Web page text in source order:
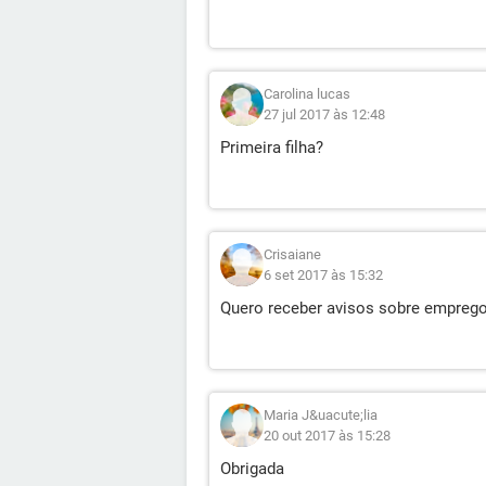
Carolina lucas
27 jul 2017 às 12:48
Primeira filha?
Crisaiane
6 set 2017 às 15:32
Quero receber avisos sobre
Maria J&uacute;lia
20 out 2017 às 15:28
Obrigada